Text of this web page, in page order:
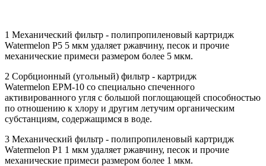
1 Механический фильтр - полипропиленовый картридж
Watermelon P5 5 мкм удаляет ржавчину, песок и прочие
механические примеси размером более 5 мкм.
2 Сорбционный (угольный) фильтр - картридж
Watermelon EPM-10 со специально спеченного
активированного угля с большой поглощающей способностью
по отношению к хлору и другим летучим органическим
субстанциям, содержащимся в воде.
3 Механический фильтр - полипропиленовый картридж
Watermelon P1 1 мкм удаляет ржавчину, песок и прочие
механические примеси размером более 1 мкм.